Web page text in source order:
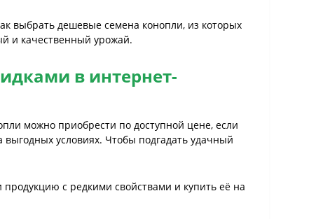
выбрать дешевые семена конопли, из которых
и качественный урожай.
в интернет-
можно приобрести по доступной цене, если
условиях. Чтобы подгадать удачный
с редкими свойствами и купить её на